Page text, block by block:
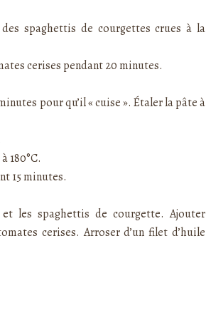
spaghettis de courgettes crues à la
cerises pendant 20 minutes.
pour qu’il « cuise ». Étaler la pâte à
180°C.
15 minutes.
les spaghettis de courgette. Ajouter
cerises. Arroser d’un filet d’huile